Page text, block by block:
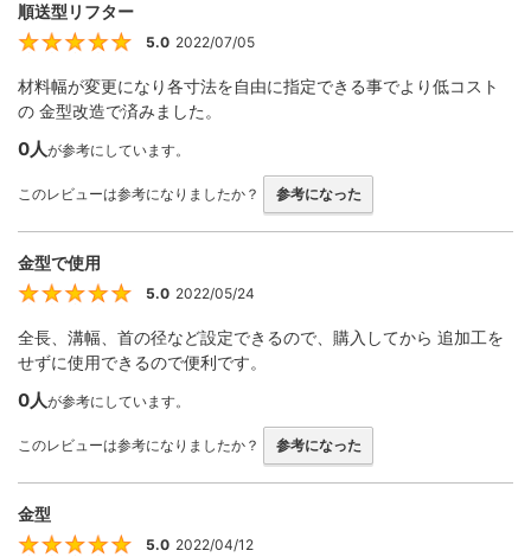
順送型リフター
5
5.0 2022/07/05
材料幅が変更になり各寸法を自由に指定できる事でより低コスト
の 金型改造で済みました。
0人が参考にしています。
このレビューは参考になりましたか？ 参考になった
金型で使用
5
5.0 2022/05/24
全長、溝幅、首の径など設定できるので、購入してから 追加工を
せずに使用できるので便利です。
0人が参考にしています。
このレビューは参考になりましたか？ 参考になった
金型
5
5.0 2022/04/12